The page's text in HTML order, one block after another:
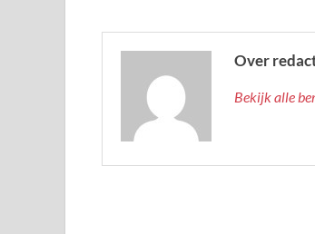
Over
Bekijk alle